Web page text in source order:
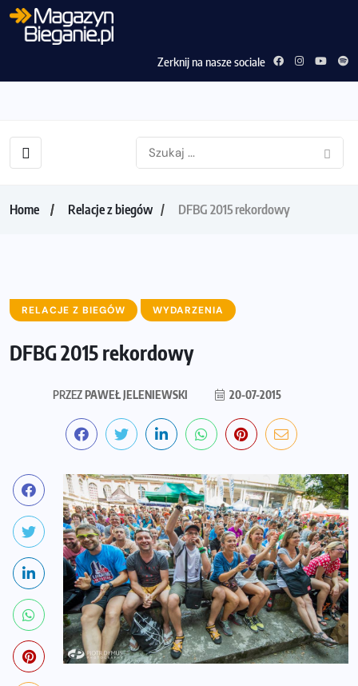
Zerknij na nasze sociale
Home Relacje z biegów DFBG 2015 rekordowy
RELACJE Z BIEGÓW WYDARZENIA
DFBG 2015 rekordowy
PRZEZPAWEŁ JELENIEWSKI 20-07-2015